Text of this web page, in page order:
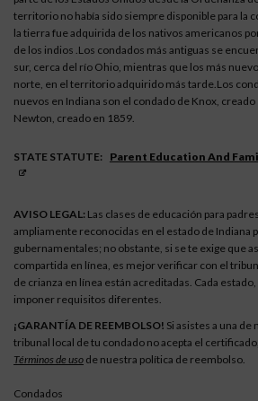
territorio no había sido siempre disponible para la
la tierra fue adquirida de los nativos americanos
de los indios .Los condados más antiguas se
sur, cerca del río Ohio, mientras que los más
norte, en el territorio adquirido más tarde.Los
nuevos en Indiana son el condado de Knox,
Newton, creado en 1859.
STATE STATUTE: Parent Education And
AVISO LEGAL: Las clases de educación para
ampliamente reconocidas en el estado de Indiana
gubernamentales; no obstante, si se te exige que
compartida en línea, es mejor verificar con el
de crianza en línea están acreditadas. Cada
imponer requisitos diferentes.
¡GARANTÍA DE REEMBOLSO! Si asistes a una de
tribunal local de tu condado no acepta el
Términos de uso de nuestra política de reembolso.
Condados